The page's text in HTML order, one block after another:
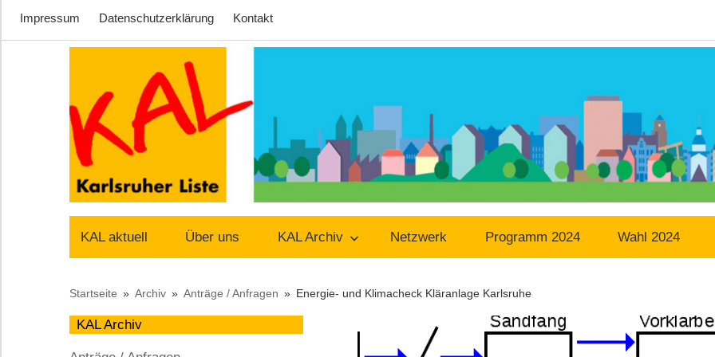
Impressum Datenschutzerklärung Kontakt
Zum
springen
Karlsruher
Liste
–
auf
KAL aktuell Über uns KAL Archiv Netzwerk Programm 2024 Wahl 2024
Startseite Archiv Anträge / Anfragen Energie- und Klimacheck Kläranlage Karlsruhe
KAL Archiv